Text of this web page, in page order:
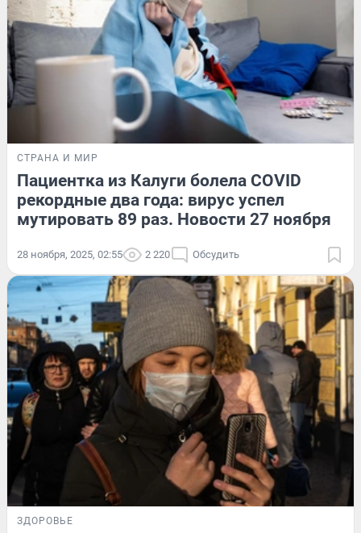
СТРАНА И МИР
Пациентка из Калуги болела COVID
рекордные два года: вирус успел
мутировать 89 раз. Новости 27 ноября
28 ноября, 2025, 02:55 2 220 Обсудить
ЗДОРОВЬЕ